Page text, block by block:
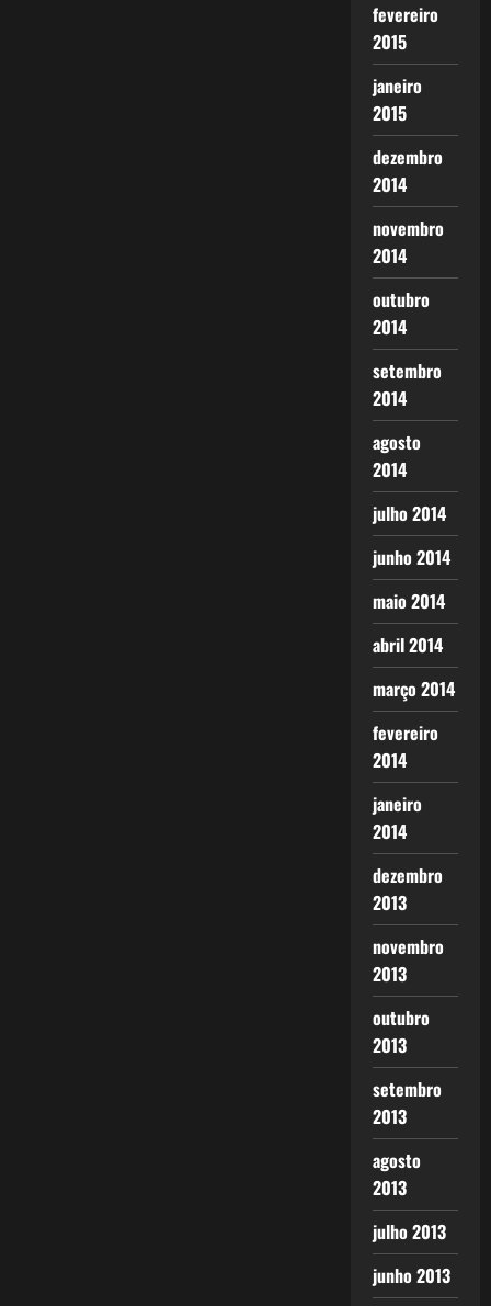
fevereiro
2015
janeiro
2015
dezembro
2014
novembro
2014
outubro
2014
setembro
2014
agosto
2014
julho 2014
junho 2014
maio 2014
abril 2014
março 2014
fevereiro
2014
janeiro
2014
dezembro
2013
novembro
2013
outubro
2013
setembro
2013
agosto
2013
julho 2013
junho 2013